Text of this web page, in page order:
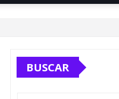
BUSCAR